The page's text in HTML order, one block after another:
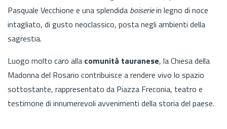
Pasquale Vecchione e una splendida boiseriein legno di noce
intagliato, di gusto neoclassico, posta negli ambienti della
sagrestia.
Luogo molto caro alla comunità tauranese, la Chiesa della
Madonna del Rosario contribuisce a rendere vivo lo spazio
sottostante, rappresentato da Piazza Freconia, teatro e
testimone di innumerevoli avvenimenti della storia del paese.